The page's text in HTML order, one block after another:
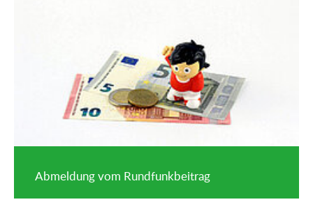
Abmeldung vom Rundfunkbeitrag